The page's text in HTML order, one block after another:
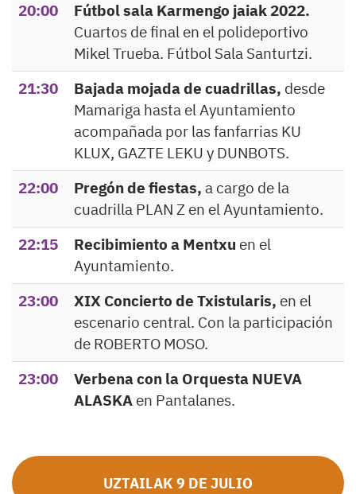
20:00
Fútbol sala Karmengo jaiak 2022.
Cuartos de final en el polideportivo
Mikel Trueba. Fútbol Sala Santurtzi.
21:30
Bajada mojada de cuadrillas, desde
Mamariga hasta el Ayuntamiento
acompañada por las fanfarrias KU
KLUX, GAZTE LEKU y DUNBOTS.
22:00
Pregón de fiestas, a cargo de la
cuadrilla PLAN Z en el Ayuntamiento.
22:15
Recibimiento a Mentxu en el
Ayuntamiento.
23:00
XIX Concierto de Txistularis, en el
escenario central. Con la participación
de ROBERTO MOSO.
23:00
Verbena con la Orquesta NUEVA
ALASKA en Pantalanes.
UZTAILAK 9 DE JULIO